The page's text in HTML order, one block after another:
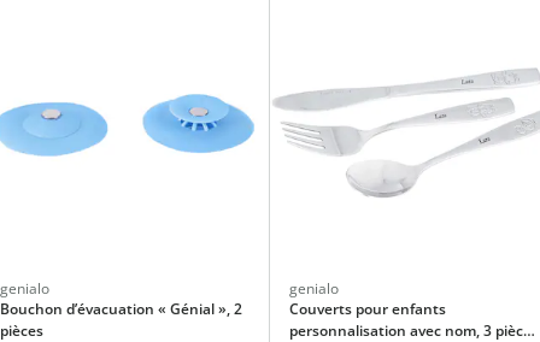
genialo
Bouchon d’évacuation « Génial », 2
pièces
genialo
Couverts pour enfants
personnalisation avec nom, 3 pièces